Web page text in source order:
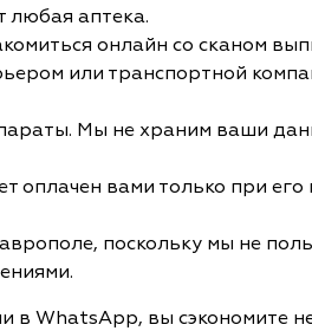
любая аптека.
онлайн со сканом
или транспортной
Мы не храним ваши
вами только при его
поскольку мы не
в WhatsApp, вы сэкономите